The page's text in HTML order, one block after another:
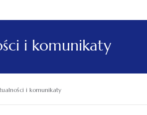
i komunikaty
i komunikaty